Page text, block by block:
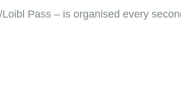
Pass – is organised every